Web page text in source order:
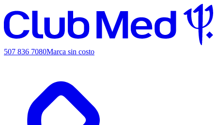
507 836 7080Marca sin costo